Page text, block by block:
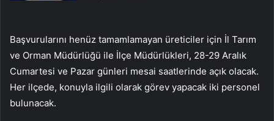
Başvurularını henüz tamamlamayan üreticiler için İl Tarım
ve Orman Müdürlüğü ile İlçe Müdürlükleri, 28-29 Aralık
Cumartesi ve Pazar günleri mesai saatlerinde açık olacak.
Her ilçede, konuyla ilgili olarak görev yapacak iki personel
bulunacak.